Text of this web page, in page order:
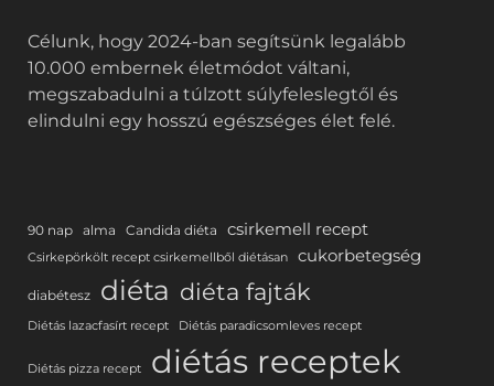
Célunk, hogy 2024-ban segítsünk legalább
10.000 embernek életmódot váltani,
megszabadulni a túlzott súlyfeleslegtől és
elindulni egy hosszú egészséges élet felé.
90 nap alma Candida diéta csirkemell recept
Csirkepörkölt recept csirkemellből diétásan cukorbetegség
diabétesz diéta diéta fajták
Diétás lazacfasírt recept Diétás paradicsomleves recept
Diétás pizza recept diétás receptek